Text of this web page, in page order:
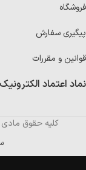
فروشگاه
پیگیری سفارش
قوانین و مقررات
نماد اعتماد الکترونیک
کلیه حقوق